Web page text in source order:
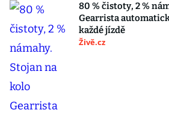
80 % čistoty, 2 %
Gearrista
každé jízdě
Živě.cz